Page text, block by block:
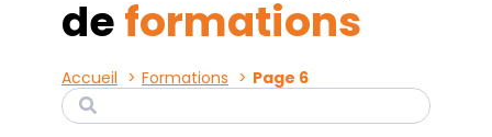
deformations
Accueil Formations
Page 6
R
e